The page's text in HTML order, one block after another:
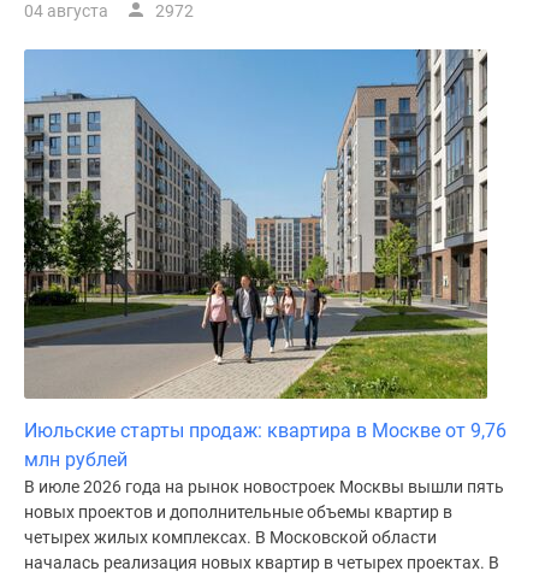
04 августа 2972
Июльские старты продаж: квартира в Москве от 9,76
млн рублей
В июле 2026 года на рынок новостроек Москвы вышли пять
новых проектов и дополнительные объемы квартир в
четырех жилых комплексах. В Московской области
началась реализация новых квартир в четырех проектах. В